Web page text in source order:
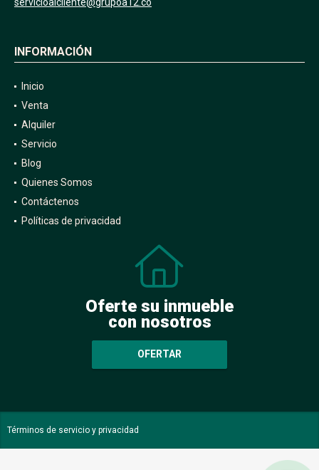
INFORMACIÓN
Inicio
Venta
Alquiler
Servicio
Blog
Quienes Somos
Contáctenos
Políticas de privacidad
Oferte su inmueble
con nosotros
OFERTAR
Términos de servicio y privacidad